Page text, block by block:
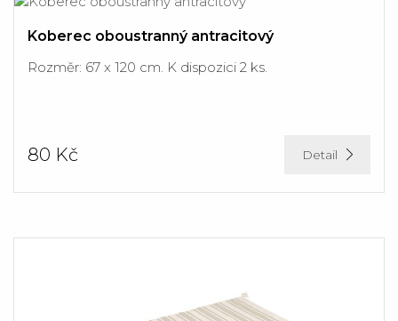
Koberec oboustranný antracitový
Rozměr: 67 x 120 cm. K dispozici 2 ks.
80 Kč Detail